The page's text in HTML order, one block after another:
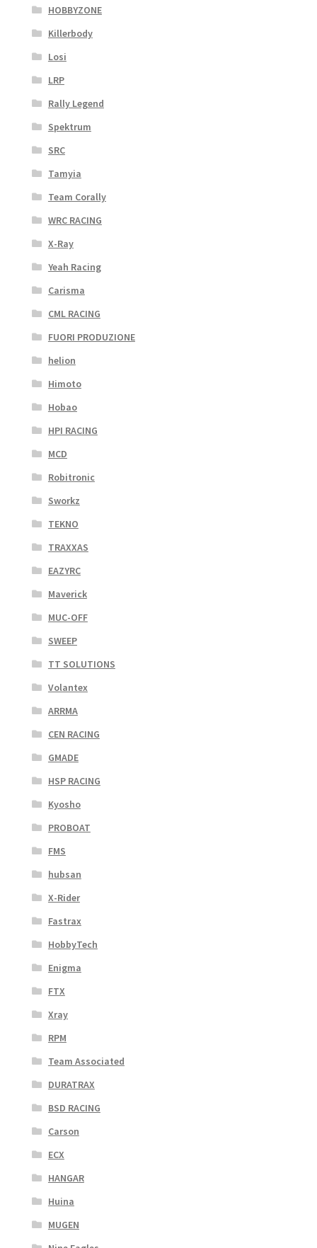
HOBBYZONE
Killerbody
Losi
LRP
Rally Legend
Spektrum
SRC
Tamyia
Team Corally
WRC RACING
X-Ray
Yeah Racing
Carisma
CML RACING
FUORI PRODUZIONE
helion
Himoto
Hobao
HPI RACING
MCD
Robitronic
Sworkz
TEKNO
TRAXXAS
EAZYRC
Maverick
MUC-OFF
SWEEP
TT SOLUTIONS
Volantex
ARRMA
CEN RACING
GMADE
HSP RACING
Kyosho
PROBOAT
FMS
hubsan
X-Rider
Fastrax
HobbyTech
Enigma
FTX
Xray
RPM
Team Associated
DURATRAX
BSD RACING
Carson
ECX
HANGAR
Huina
MUGEN